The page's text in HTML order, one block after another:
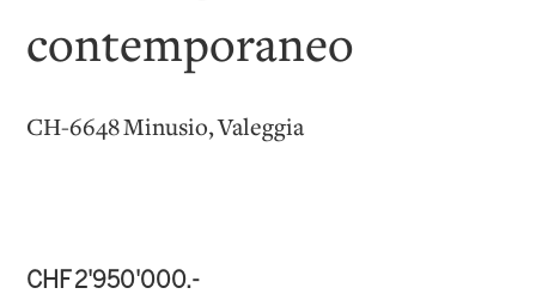
contemporaneo
CH-6648 Minusio, Valeggia
CHF 2'950'000.-